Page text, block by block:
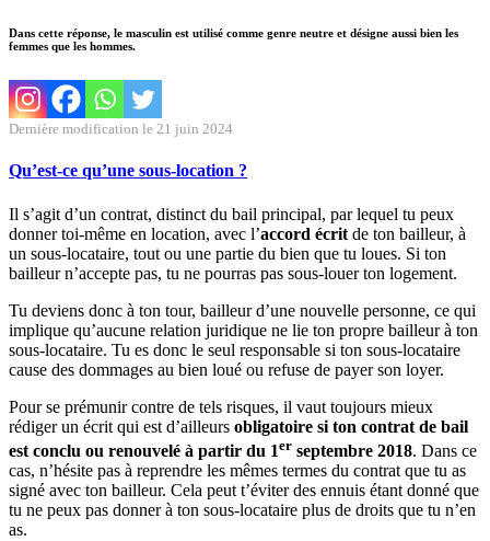
Dans cette réponse, le masculin est utilisé comme genre neutre et désigne aussi bien les
femmes que les hommes.
Dernière modification le 21 juin 2024
Qu’est-ce qu’une sous-location ?
Il s’agit d’un contrat, distinct du bail principal, par lequel tu peux
donner toi-même en location, avec l’accord écrit de ton bailleur, à
un sous-locataire, tout ou une partie du bien que tu loues. Si ton
bailleur n’accepte pas, tu ne pourras pas sous-louer ton logement.
Tu deviens donc à ton tour, bailleur d’une nouvelle personne, ce qui
implique qu’aucune relation juridique ne lie ton propre bailleur à ton
sous-locataire. Tu es donc le seul responsable si ton sous-locataire
cause des dommages au bien loué ou refuse de payer son loyer.
Pour se prémunir contre de tels risques, il vaut toujours mieux
rédiger un écrit qui est d’ailleurs obligatoire si ton contrat de bail
est conclu ou renouvelé à partir du 1er septembre 2018. Dans ce
cas, n’hésite pas à reprendre les mêmes termes du contrat que tu as
signé avec ton bailleur. Cela peut t’éviter des ennuis étant donné que
tu ne peux pas donner à ton sous-locataire plus de droits que tu n’en
as.